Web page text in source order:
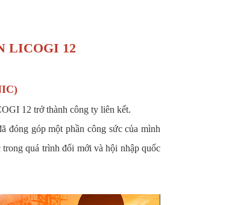
LICOGI 12
12 trở thành công ty liên kết.
đóng góp một phần công sức của mình
quá trình đổi mới và hội nhập quốc